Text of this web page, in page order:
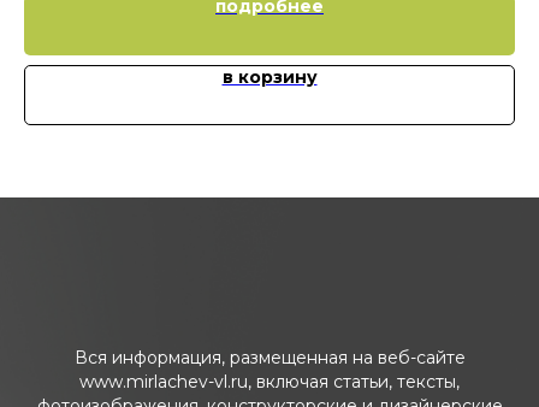
подробнее
в корзину
Вся информация, размещенная на веб-сайте
www.mirlachev-vl.ru, включая статьи, тексты,